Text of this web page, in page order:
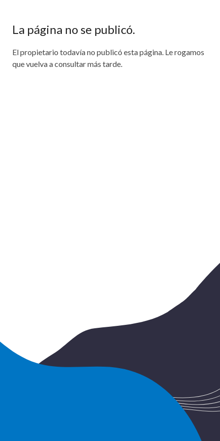
La página no se publicó.
El propietario todavía no publicó esta página. Le rogamos
que vuelva a consultar más tarde.